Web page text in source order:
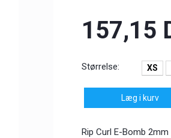
157,15
Størrelse: XS
Læg i kurv
Rip Curl E-Bomb